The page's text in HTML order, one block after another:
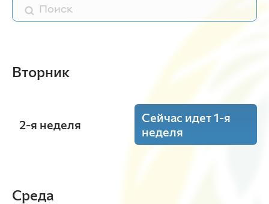
Вторник
2-я неделя
Сейчас идет 1-я
неделя
Среда